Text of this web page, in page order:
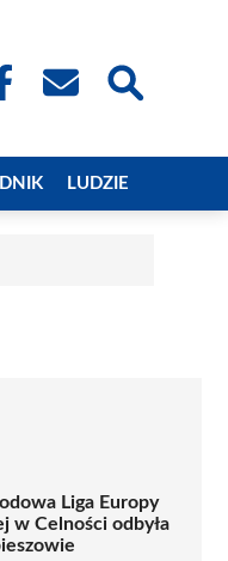
LUDZIE
Liga Europy
w Celności odbyła